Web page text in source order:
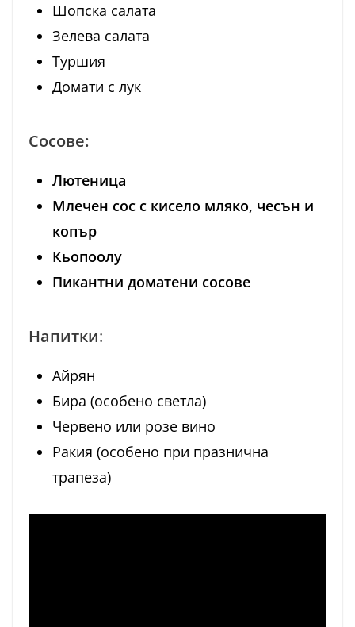
Шопска салата
Зелева салата
Туршия
Домати с лук
Сосове:
Лютеница
Млечен сос с кисело мляко, чесън и
копър
Кьопоолу
Пикантни доматени сосове
Напитки:
Айрян
Бира (особено светла)
Червено или розе вино
Ракия (особено при празнична
трапеза)